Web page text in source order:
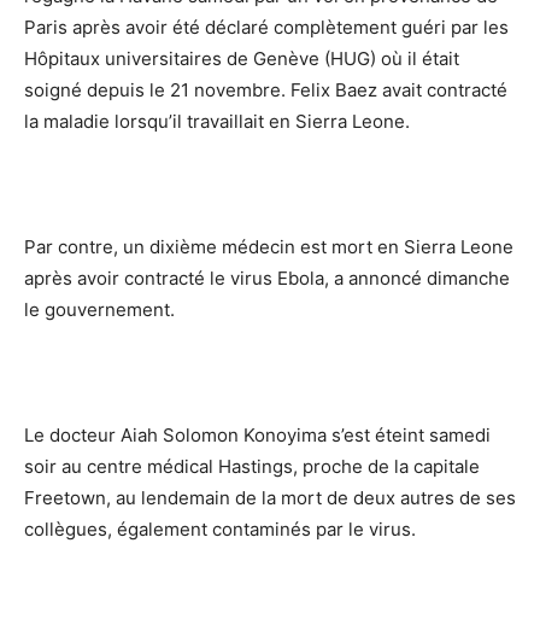
Paris après avoir été déclaré complètement guéri par les
Hôpitaux universitaires de Genève (HUG) où il était
soigné depuis le 21 novembre. Felix Baez avait contracté
la maladie lorsqu’il travaillait en Sierra Leone.
Par contre, un dixième médecin est mort en Sierra Leone
après avoir contracté le virus Ebola, a annoncé dimanche
le gouvernement.
Le docteur Aiah Solomon Konoyima s’est éteint samedi
soir au centre médical Hastings, proche de la capitale
Freetown, au lendemain de la mort de deux autres de ses
collègues, également contaminés par le virus.